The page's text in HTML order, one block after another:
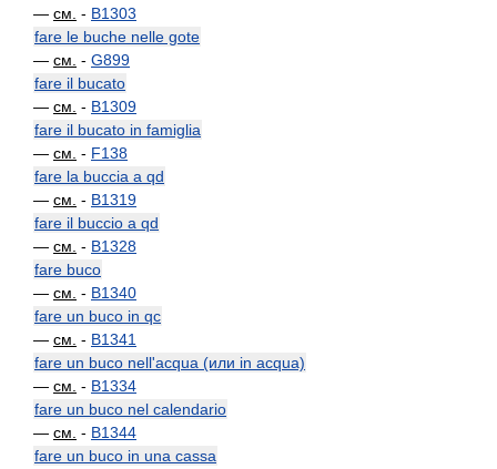
— см. - B1303
fare le buche nelle gote
— см. - G899
fare il bucato
— см. - B1309
fare il bucato in famiglia
— см. - F138
fare la buccia a qd
— см. - B1319
fare il buccio a qd
— см. - B1328
fare buco
— см. - B1340
fare un buco in qc
— см. - B1341
fare un buco nell'acqua (или in acqua)
— см. - B1334
fare un buco nel calendario
— см. - B1344
fare un buco in una cassa